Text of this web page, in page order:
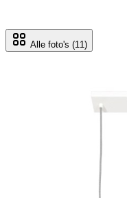
Alle foto's (11)